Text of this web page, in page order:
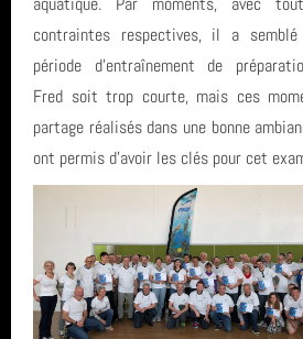
plongée
octobre 2022
Club
Egypte
Roses
L'Estartit
janvier 2026 (1)
décembre 2025 (2)
novembre 2025
octobre 2025 (3)
année 2025 (24)
contraintes respectives, il a
période d’entraînement de
Fred soit trop courte, mais ces
partage réalisés dans une bonne
ont permis d'avoir les clés pour cet